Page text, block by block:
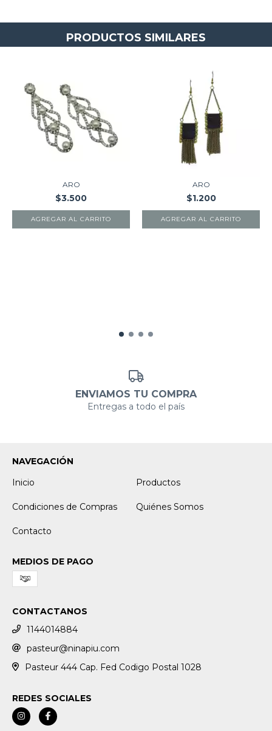
PRODUCTOS SIMILARES
ARO
$3.500
AGREGAR AL CARRITO
ARO
$1.200
AGREGAR AL CARRITO
ENVIAMOS TU COMPRA
Entregas a todo el país
NAVEGACIÓN
Inicio
Productos
Condiciones de Compras Quiénes Somos
Contacto
MEDIOS DE PAGO
CONTACTANOS
1144014884
pasteur@ninapiu.com
Pasteur 444 Cap. Fed Codigo Postal 1028
REDES SOCIALES